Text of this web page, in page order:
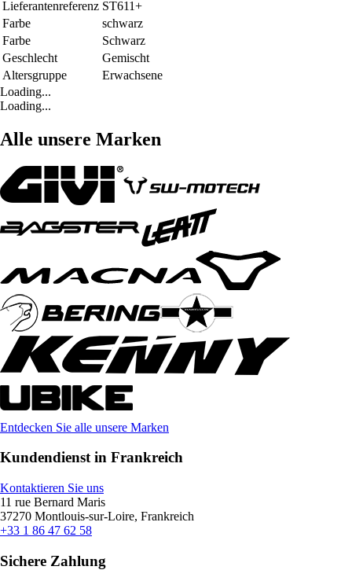
Lieferantenreferenz ST611+
Farbe
schwarz
Farbe
Schwarz
Geschlecht
Gemischt
Altersgruppe
Erwachsene
Loading...
Loading...
Alle unsere Marken
Entdecken Sie alle unsere Marken
Kundendienst in Frankreich
Kontaktieren Sie uns
11 rue Bernard Maris
37270 Montlouis-sur-Loire, Frankreich
+33 1 86 47 62 58
Sichere Zahlung